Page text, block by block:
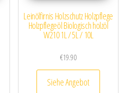
Leinölfirnis Holzschutz Holzpflege
Holzpflegeöl Biologisch holzöl
W210 1L / 5L / 10L
€19.90
Siehe Angebot